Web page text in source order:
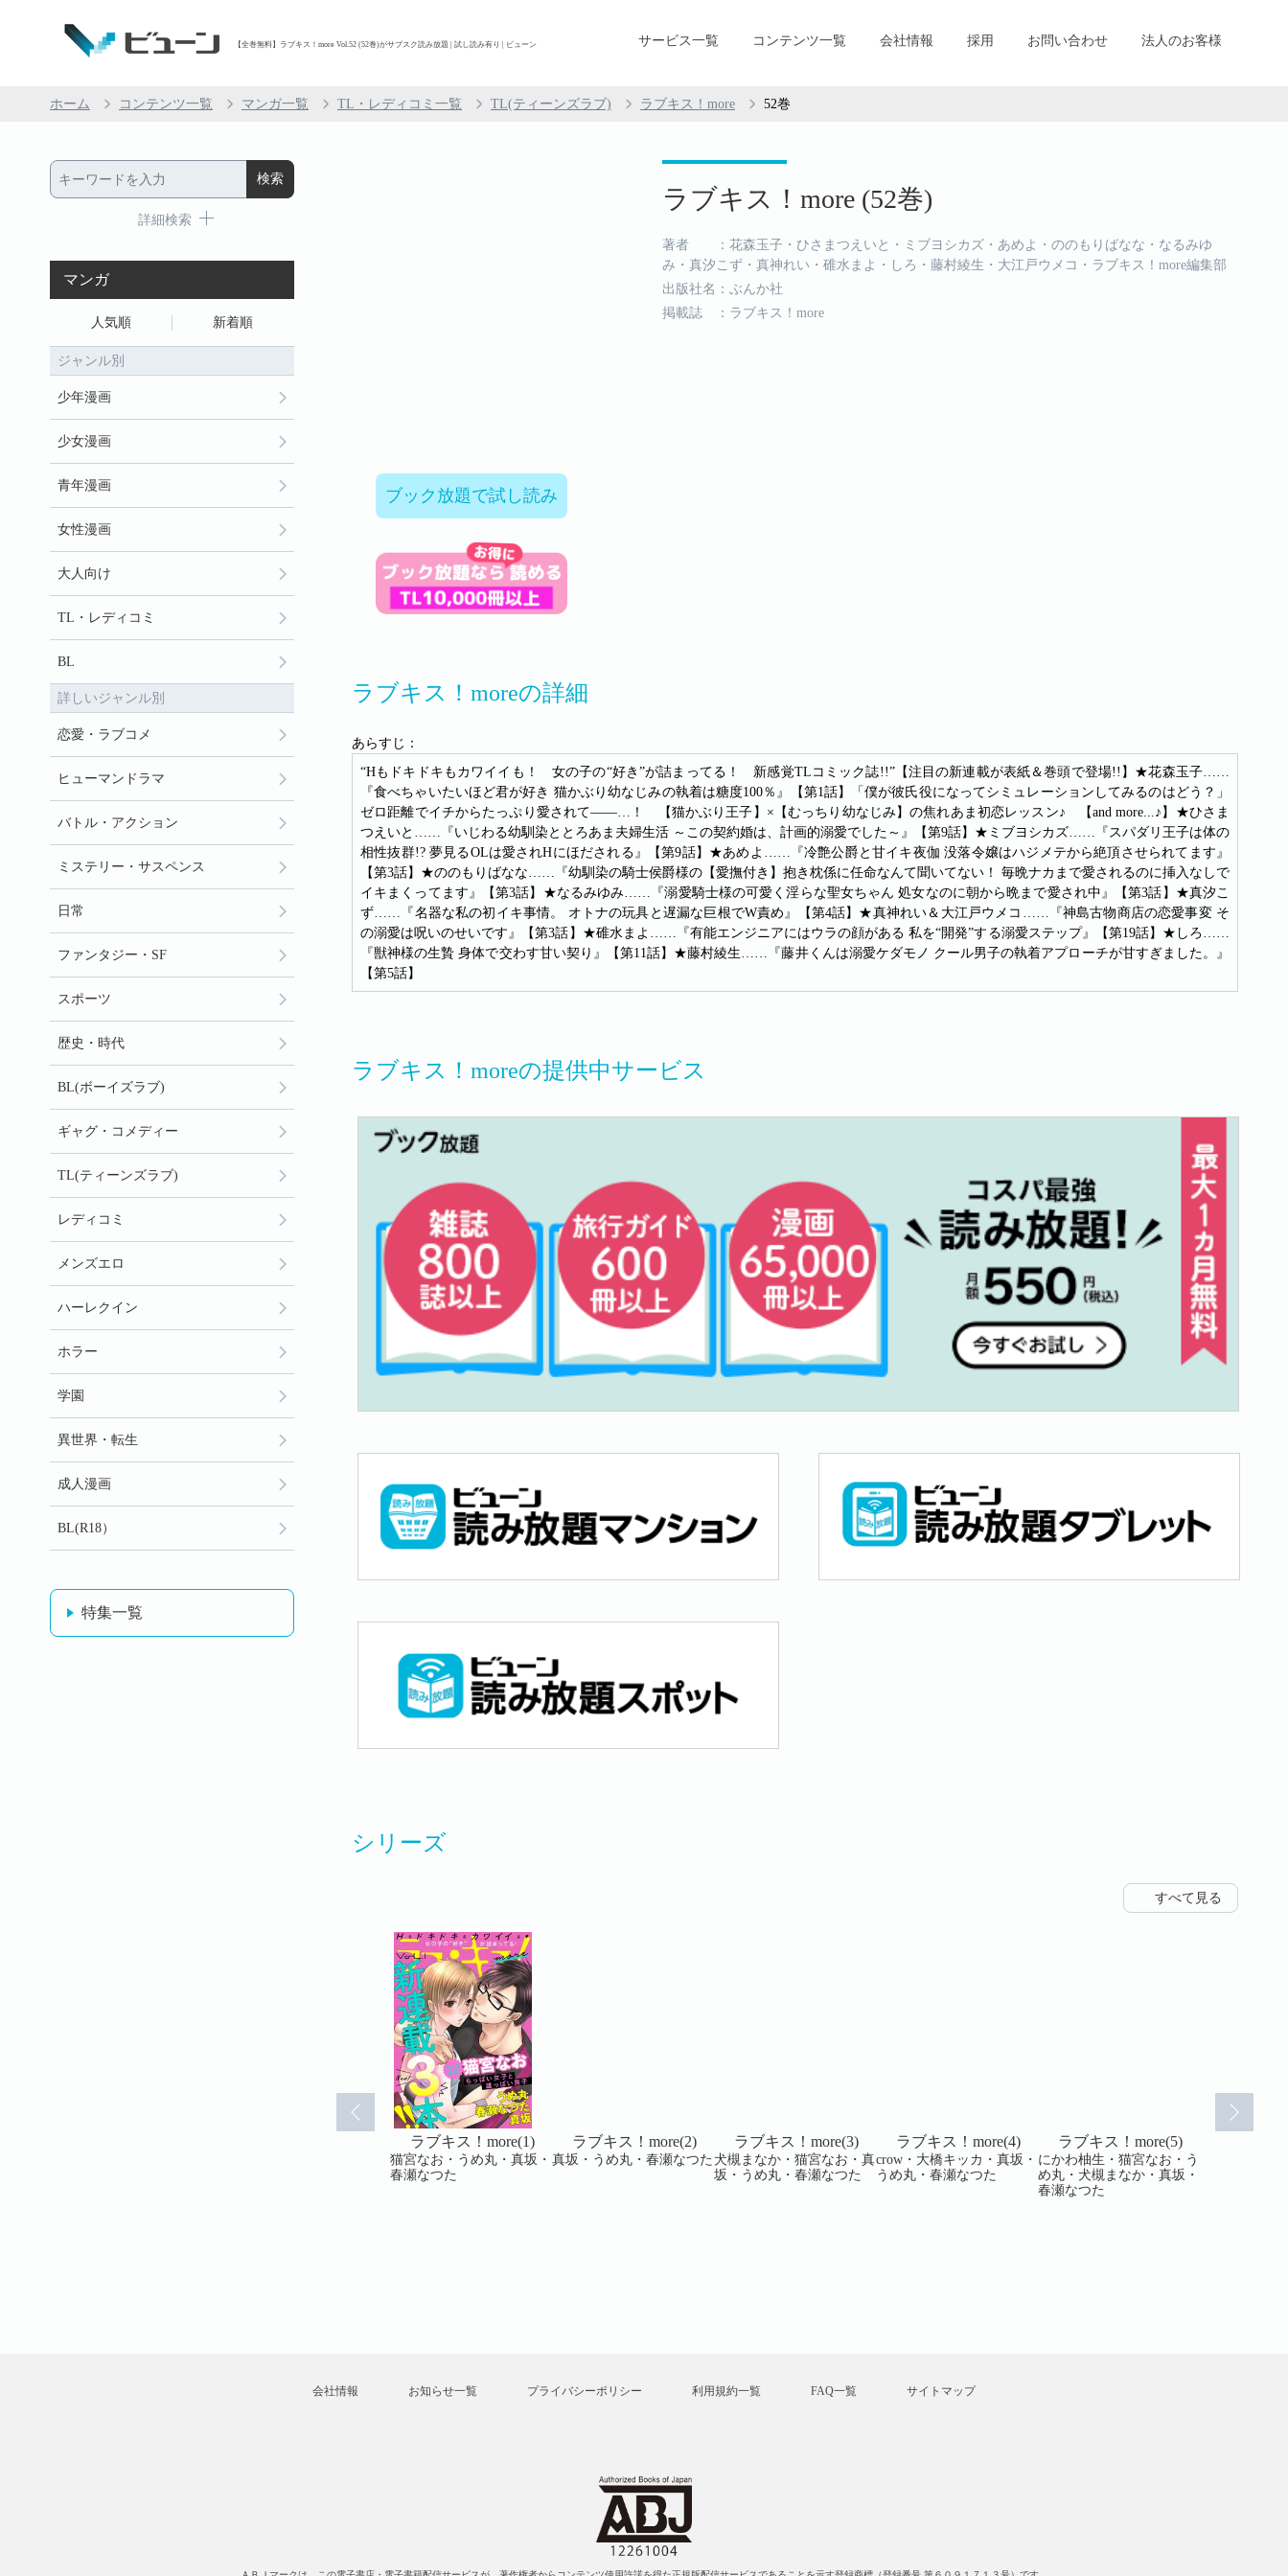
【全巻無料】ラブキス！more Vol.52 (52巻)がサブスク読み放題 | 試し読み有り | ビューン サービス一覧 コンテンツ一覧 会社情報 採用 お問い合わせ 法人のお客様
ホーム コンテンツ一覧 マンガ一覧 TL・レディコミ一覧 TL(ティーンズラブ) ラブキス！more 52巻
ブック放題で試し読み
ラブキス！more (52巻)
著者 ：花森玉子・ひさまつえいと・ミブヨシカズ・あめよ・ののもりばなな・なるみゆ
み・真汐こず・真神れい・碓水まよ・しろ・藤村綾生・大江戸ウメコ・ラブキス！more編集部
出版社名：ぶんか社
掲載誌 ：ラブキス！more
ラブキス！moreの詳細
あらすじ：
“Hもドキドキもカワイイも！ 女の子の“好き”が詰まってる！ 新感覚TLコミック誌!!”【注目の新連載が表紙＆巻頭で登場!!】★花森玉子……
『食べちゃいたいほど君が好き 猫かぶり幼なじみの執着は糖度100％』【第1話】「僕が彼氏役になってシミュレーションしてみるのはどう？」
ゼロ距離でイチからたっぷり愛されて――…！ 【猫かぶり王子】×【むっちり幼なじみ】の焦れあま初恋レッスン♪ 【and more...♪】★ひさま
つえいと……『いじわる幼馴染ととろあま夫婦生活 ～この契約婚は、計画的溺愛でした～』【第9話】★ミブヨシカズ……『スパダリ王子は体の
相性抜群!? 夢見るOLは愛されHにほだされる』【第9話】★あめよ……『冷艶公爵と甘イキ夜伽 没落令嬢はハジメテから絶頂させられてます』
【第3話】★ののもりばなな……『幼馴染の騎士侯爵様の【愛撫付き】抱き枕係に任命なんて聞いてない！ 毎晩ナカまで愛されるのに挿入なしで
イキまくってます』【第3話】★なるみゆみ……『溺愛騎士様の可愛く淫らな聖女ちゃん 処女なのに朝から晩まで愛され中』【第3話】★真汐こ
ず……『名器な私の初イキ事情。 オトナの玩具と遅漏な巨根でW責め』【第4話】★真神れい＆大江戸ウメコ……『神島古物商店の恋愛事変 そ
の溺愛は呪いのせいです』【第3話】★碓水まよ……『有能エンジニアにはウラの顔がある 私を“開発”する溺愛ステップ』【第19話】★しろ……
『獣神様の生贄 身体で交わす甘い契り』【第11話】★藤村綾生……『藤井くんは溺愛ケダモノ クール男子の執着アプローチが甘すぎました。』
【第5話】
ラブキス！moreの提供中サービス
シリーズ
すべて見る
ラブキス！more(1)
猫宮なお・うめ丸・真坂・
春瀬なつた
ラブキス！more(2)
真坂・うめ丸・春瀬なつた
ラブキス！more(3)
犬槻まなか・猫宮なお・真
坂・うめ丸・春瀬なつた
ラブキス！more(4)
crow・大橋キッカ・真坂・
うめ丸・春瀬なつた
ラブキス！more(5)
にかわ柚生・猫宮なお・う
め丸・犬槻まなか・真坂・
春瀬なつた
詳細検索
マンガ
人気順 新着順
ジャンル別
少年漫画
少女漫画
青年漫画
女性漫画
大人向け
TL・レディコミ
BL
詳しいジャンル別
恋愛・ラブコメ
ヒューマンドラマ
バトル・アクション
ミステリー・サスペンス
日常
ファンタジー・SF
スポーツ
歴史・時代
BL(ボーイズラブ)
ギャグ・コメディー
TL(ティーンズラブ)
レディコミ
メンズエロ
ハーレクイン
ホラー
学園
異世界・転生
成人漫画
BL(R18）
特集一覧
会社情報 お知らせ一覧 プライバシーポリシー 利用規約一覧 FAQ一覧 サイトマップ